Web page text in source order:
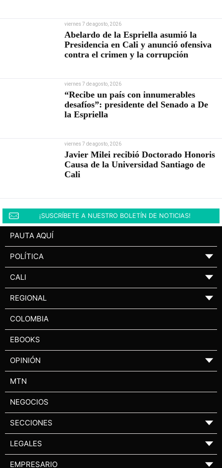
viernes 7 de agosto, 2026
Abelardo de la Espriella asumió la
Presidencia en Cali y anunció ofensiva
contra el crimen y la corrupción
viernes 7 de agosto, 2026
“Recibe un país con innumerables
desafíos”: presidente del Senado a De
la Espriella
viernes 7 de agosto, 2026
Javier Milei recibió Doctorado Honoris
Causa de la Universidad Santiago de
Cali
¡SUSCRÍBETE A NUESTRO BOLETÍN DE NOTICIAS!
PAUTA AQUÍ
POLÍTICA ▼
CALI ▼
REGIONAL ▼
COLOMBIA
EBOOKS
OPINIÓN ▼
MTN
NEGOCIOS
SECCIONES ▼
LEGALES ▼
EMPRESARIO ▼